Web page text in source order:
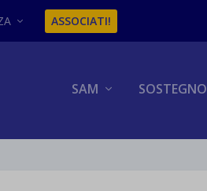
ASSOCIATI!
SAM SOSTEGNO